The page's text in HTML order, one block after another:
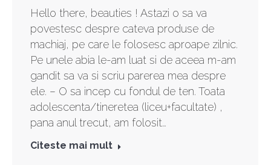
Hello there, beauties ! Astazi o sa va
povestesc despre cateva produse de
machiaj, pe care le folosesc aproape zilnic.
Pe unele abia le-am luat si de aceea m-am
gandit sa va si scriu parerea mea despre
ele. – O sa incep cu fondul de ten. Toata
adolescenta/tineretea (liceu+facultate) ,
pana anul trecut, am folosit…
Citeste mai mult